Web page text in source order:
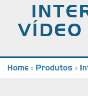
Home » Produtos »